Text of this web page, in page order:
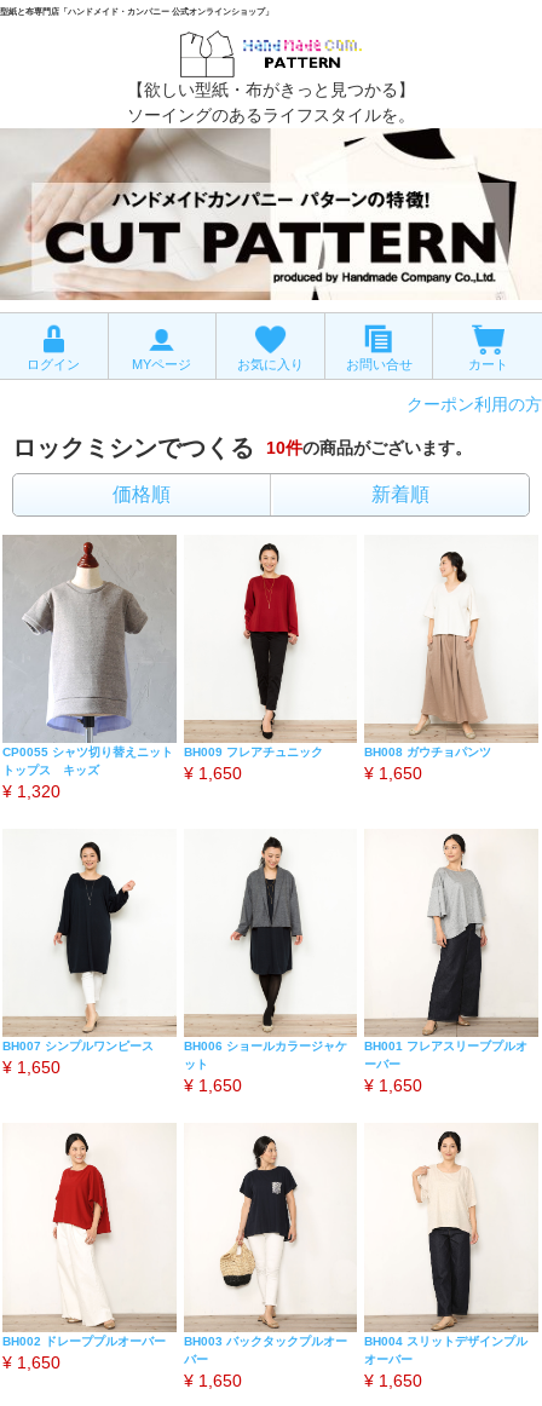
型紙と布専門店「ハンドメイド・カンパニー 公式オンラインショップ」
【欲しい型紙・布がきっと見つかる】
ソーイングのあるライフスタイルを。
ログイン MYページ お気に入り お問い合せ カート
クーポン利用の方
ロックミシンでつくる 10件の商品がございます。
価格順 新着順
CP0055 シャツ切り替えニット
トップス キッズ
¥ 1,320
BH009 フレアチュニック
¥ 1,650
BH008 ガウチョパンツ
¥ 1,650
BH007 シンプルワンピース
¥ 1,650
BH006 ショールカラージャケ
ット
¥ 1,650
BH001 フレアスリーブプルオ
ーバー
¥ 1,650
BH002 ドレーププルオーバー
¥ 1,650
BH003 バックタックプルオー
バー
¥ 1,650
BH004 スリットデザインプル
オーバー
¥ 1,650